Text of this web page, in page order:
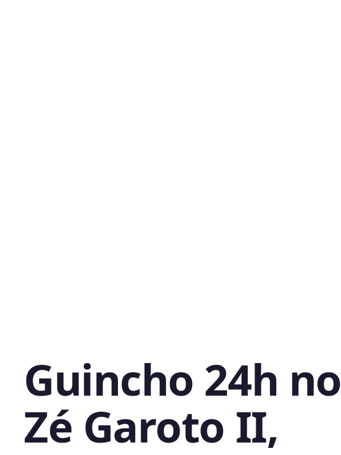
Guincho 24h no
Zé Garoto II,